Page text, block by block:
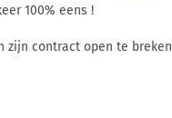
100% eens !
zijn contract open te